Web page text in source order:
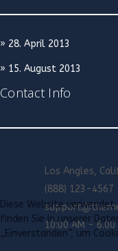
» 28. April 2013
» 15. August 2013
Contact Info
Los Angles,
(888) 123-4567
10:00 AM - 6.00
Diese Website
finden Sie in unserer
„Einverstanden“, um